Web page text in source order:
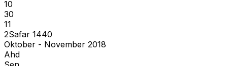
10
30
11
2Safar 1440
Oktober - November 2018
Ahd